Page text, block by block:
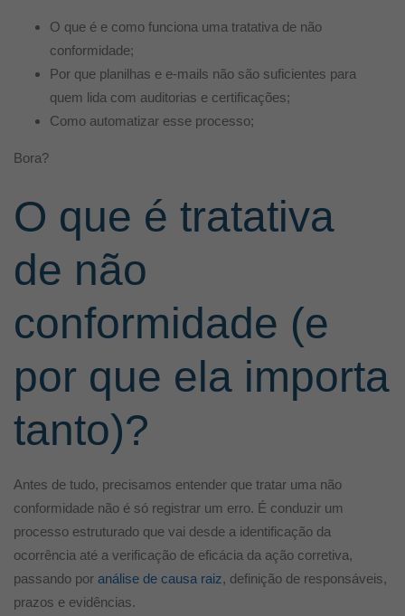
O que é e como funciona uma tratativa de não
conformidade;
Por que planilhas e e-mails não são suficientes para
quem lida com auditorias e certificações;
Como automatizar esse processo;
Bora?
O que é tratativa
de não
conformidade (e
por que ela importa
tanto)?
Antes de tudo, precisamos entender que tratar uma não
conformidade não é só registrar um erro. É conduzir um
processo estruturado que vai desde a identificação da
ocorrência até a verificação de eficácia da ação corretiva,
passando por análise de causa raiz, definição de responsáveis,
prazos e evidências.